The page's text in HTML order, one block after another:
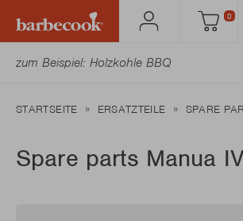
Mein
0
STARTSEITE ERSATZTEILE SPARE
Spare parts Manua IV